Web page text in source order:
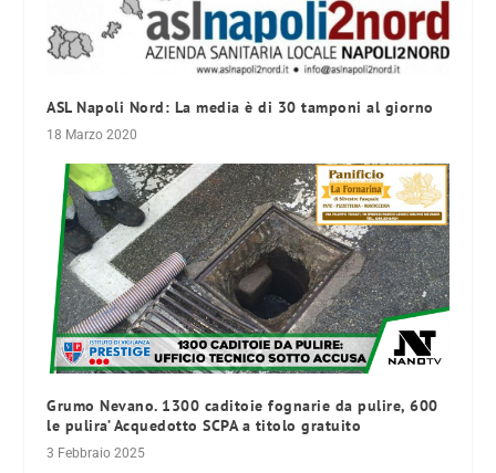
ASL Napoli Nord: La media è di 30 tamponi al giorno
18 Marzo 2020
Grumo Nevano. 1300 caditoie fognarie da pulire, 600
le pulira’ Acquedotto SCPA a titolo gratuito
3 Febbraio 2025